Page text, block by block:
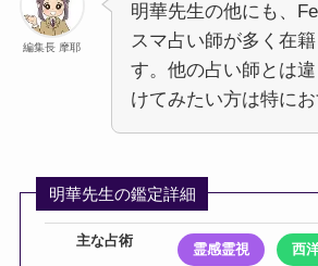
編集長 摩耶
明華先生の他にも、
スマ占い師が多く在籍
す。他の占い師とは
けてみたい方は特にお
明華先生の鑑定詳細
主な占術
霊感霊視 西